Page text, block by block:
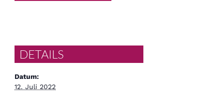
DETAILS
Datum:
12. Juli 2022